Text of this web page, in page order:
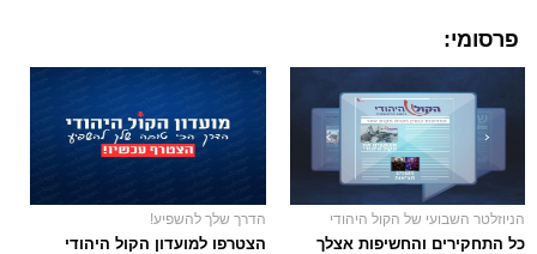
פרסומי:
הניוזלטר השבועי של הקול היהודי
כל התחקירים והחשיפות אצלך
הדרך שלך להשפיע!
הצטרפו למועדון הקול היהודי